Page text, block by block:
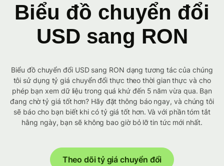
Biểu đồ chuyển đổi
USD sang RON
Biểu đồ chuyển đổi USD sang RON dạng tương tác của chúng
tôi sử dụng tỷ giá chuyển đổi thực theo thời gian thực và cho
phép bạn xem dữ liệu trong quá khứ đến 5 năm vừa qua. Bạn
đang chờ tỷ giá tốt hơn? Hãy đặt thông báo ngay, và chúng tôi
sẽ báo cho bạn biết khi có tỷ giá tốt hơn. Và với phần tóm tắt
hằng ngày, bạn sẽ không bao giờ bỏ lỡ tin tức mới nhất.
Theo dõi tỷ giá chuyển đổi